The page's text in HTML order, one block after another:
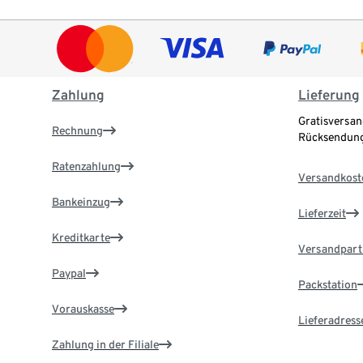
Zahlung
Rechnung
Ratenzahlung
Bankeinzug
Kreditkarte
Paypal
Vorauskasse
Zahlung in der Filiale
Lieferung
Lieferzeit
Packstation